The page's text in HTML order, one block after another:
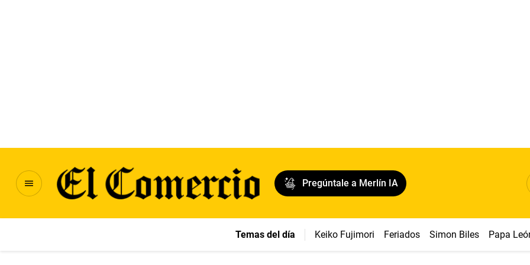
Pregúntale a Merlín IA
Temas del día Keiko Fujimori Feriados Simon Biles Papa